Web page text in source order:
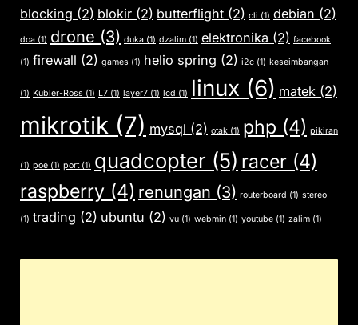
blocking (2) blokir (2) butterflight (2) cli (1) debian (2)
doa (1) drone (3) duka (1) dzalim (1) elektronika (2) facebook
(1) firewall (2) games (1) helio spring (2) i2c (1) keseimbangan
(1) Kübler-Ross (1) L7 (1) layer7 (1) lcd (1) linux (6) matek (2)
mikrotik (7) mysql (2) otak (1) php (4) pikiran
(1) poe (1) port(1) quadcopter (5) racer (4)
raspberry (4) renungan (3) routerboard (1) stereo
(1) trading (2) ubuntu (2) vu (1) webmin (1) youtube (1) zalim (1)